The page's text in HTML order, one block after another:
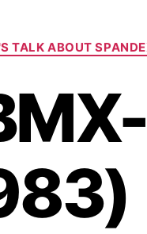
Kategorien
TALK ABOUT